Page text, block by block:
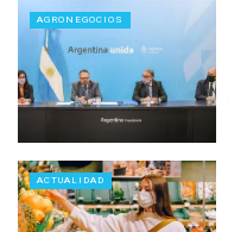
AGRONEGOCIOS
ACTUALIDAD